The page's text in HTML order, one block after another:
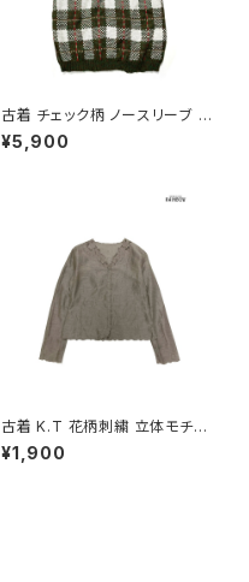
古着 チェック柄 ノースリーブ ベ
スト 緑 (ttu2501125)
¥5,900
古着 K.T 花柄刺繍 立体モチー
フ 前開き 無地 リネン 長袖 ブラ
ウス こげ茶 (ttu2509069)
¥1,900